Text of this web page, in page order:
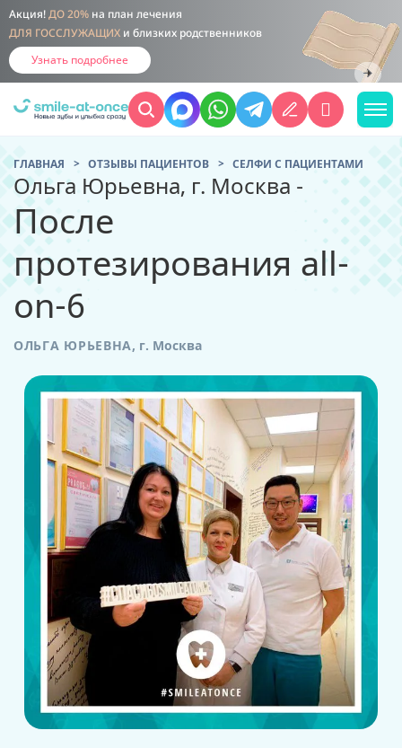
Акция! ДО 20% на план лечения
ДЛЯ ГОССЛУЖАЩИХ и близких родственников
Узнать подробнее
ГЛАВНАЯ ОТЗЫВЫ ПАЦИЕНТОВ CЕЛФИ С ПАЦИЕНТАМИ
Ольга Юрьевна, г. Москва -
После
протезирования all-
on-6
ОЛЬГА ЮРЬЕВНА, г. Москва